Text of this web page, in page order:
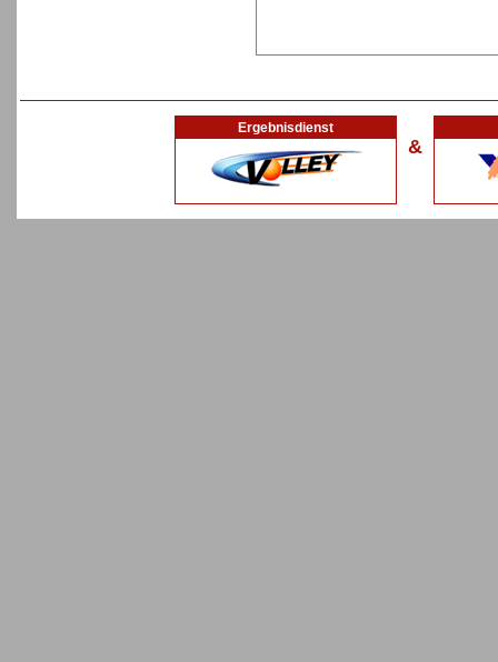
Ergebnisdienst
&